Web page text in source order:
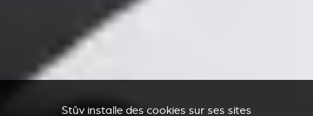
Stûv installe des cookies sur ses sites